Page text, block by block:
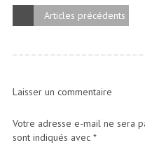
Articles précédents
Laisser un commentaire
Votre adresse e-mail ne sera
sont indiqués avec *